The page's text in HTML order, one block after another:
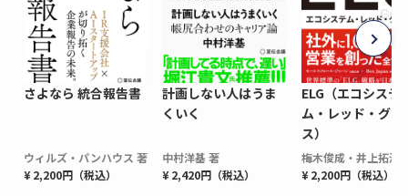
さよなら 統合報告書
ウィルズ・パンハウス 著
¥ 2,200円（税込）
計画しない人はうま
くいく
中村洋基 著
¥ 2,420円（税込）
ELG（エコシステ
ム・レッド・グロ
ス）
梅木俊成・井上拓海
¥ 2,200円（税込）